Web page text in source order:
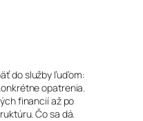
do služby ľuďom:
opatrenia.
financií až po
Čo sa dá.